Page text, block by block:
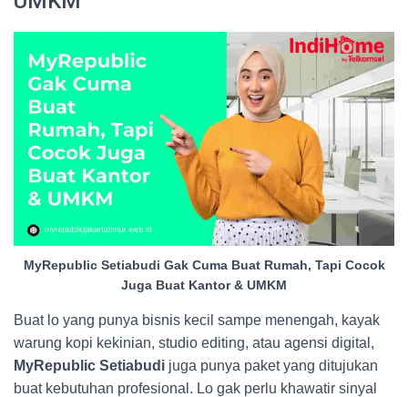
MyRepublic Setiabudi Gak Cuma Buat Rumah, Tapi Cocok
Juga Buat Kantor & UMKM
Buat lo yang punya bisnis kecil sampe menengah, kayak
warung kopi kekinian, studio editing, atau agensi digital,
MyRepublic Setiabudi juga punya paket yang ditujukan
buat kebutuhan profesional. Lo gak perlu khawatir sinyal